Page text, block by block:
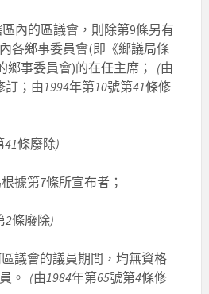
內的區議會，則除第9條另有
各鄉事委員會(即《鄉議局條
鄉事委員會)的在任主席； (由
訂；由1994年第10號第41條修
41條廢除)
據第7條所宣布者；
2條廢除)
議會的議員期間，均無資格
。 (由1984年第65號第4條修